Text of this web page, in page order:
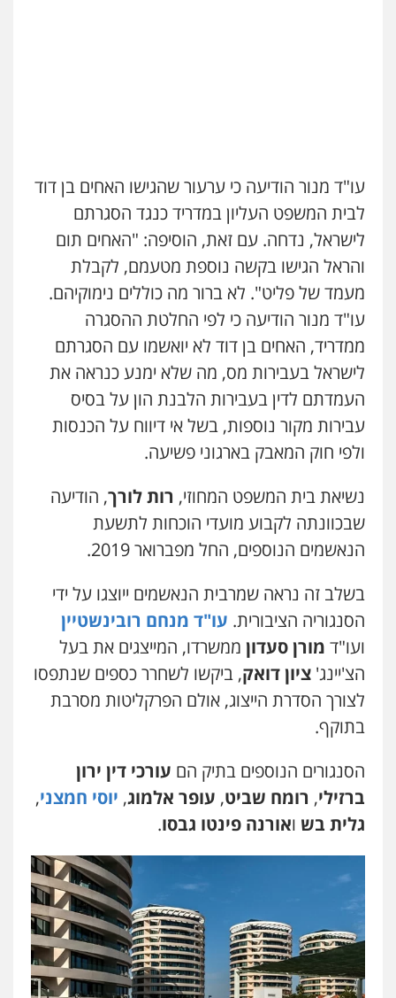
עו"ד מנור הודיעה כי ערעור שהגישו האחים בן דוד
לבית המשפט העליון במדריד כנגד הסגרתם
לישראל, נדחה. עם זאת, הוסיפה: "האחים תום
והראל הגישו בקשה נוספת מטעמם, לקבלת
מעמד של פליט". לא ברור מה כוללים נימוקיהם.
עו"ד מנור הודיעה כי לפי החלטת ההסגרה
ממדריד, האחים בן דוד לא יואשמו עם הסגרתם
לישראל בעבירות מס, מה שלא ימנע כנראה את
העמדתם לדין בעבירות הלבנת הון על בסיס
עבירות מקור נוספות, בשל אי דיווח על הכנסות
ולפי חוק המאבק בארגוני פשיעה.
נשיאת בית המשפט המחוזי, רות לורך, הודיעה
שבכוונתה לקבוע מועדי הוכחות לתשעת
הנאשמים הנוספים, החל מפברואר 2019.
בשלב זה נראה שמרבית הנאשמים ייוצגו על ידי
הסנגוריה הציבורית. עו"ד מנחם רובינשטיין
ועו"ד מורן סעדון ממשרדו, המייצגים את בעל
הצ'יינג' ציון דואק, ביקשו לשחרר כספים שנתפסו
לצורך הסדרת הייצוג, אולם הפרקליטות מסרבת
בתוקף.
הסנגורים הנוספים בתיק הם עורכי דין ירון
ברזילי, רומח שביט, עופר אלמוג, יוסי חמצני,
גלית בש ואורנה פינטו גבסו.